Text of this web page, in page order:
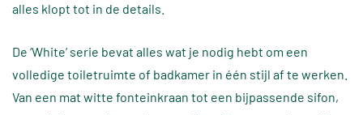
alles klopt tot in de details.
De ‘White’ serie bevat alles wat je nodig hebt om een
volledige toiletruimte of badkamer in één stijl af te werken.
Van een mat witte fonteinkraan tot een bijpassende sifon,